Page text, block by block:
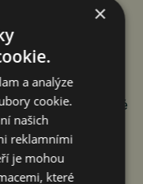
historický
rokokovou
letech
prvkem celé
mezi
že když
a postaví se
×
a analýze
cookie.
našich
reklamními
je mohou
které